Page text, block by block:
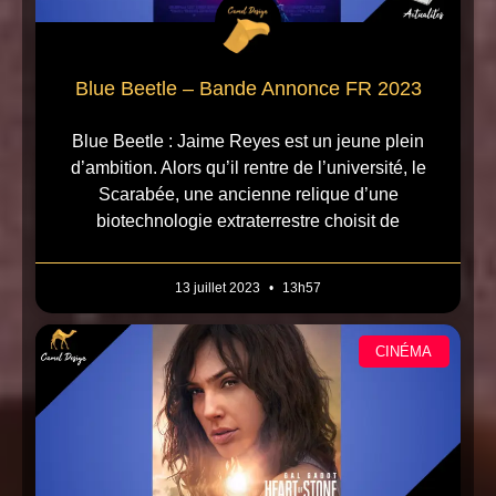
Blue Beetle – Bande Annonce FR 2023
Blue Beetle : Jaime Reyes est un jeune plein
d’ambition. Alors qu’il rentre de l’université, le
Scarabée, une ancienne relique d’une
biotechnologie extraterrestre choisit de
13 juillet 2023 13h57
CINÉMA